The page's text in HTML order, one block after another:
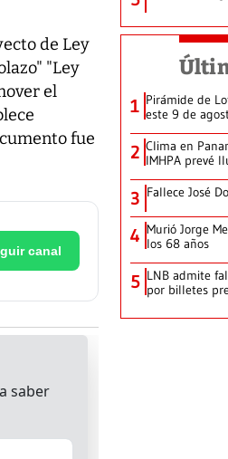
de Ley
"Ley
el
fue
canal
1 Pirámide de
este 9 de
2 Clima en
IMHPA prevé
3 Fallece José
4 Murió Jorge
los 68 años
5 LNB admite
por billetes